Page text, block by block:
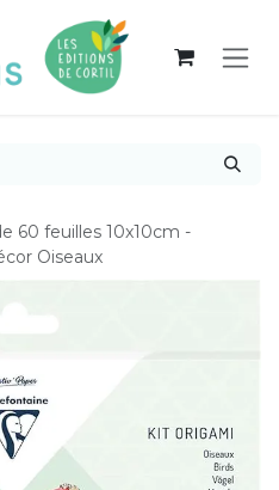
60 feuilles 10x10cm -
Oiseaux